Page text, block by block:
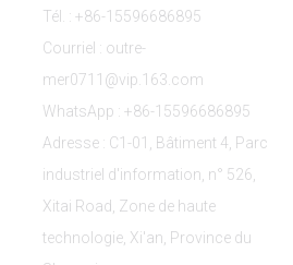
Tél. : +86-15596686895
Courriel : outre-
mer0711@vip.163.com
WhatsApp : +86-15596686895
Adresse : C1-01, Bâtiment 4, Parc
industriel d'information, n° 526,
Xitai Road, Zone de haute
technologie, Xi'an, Province du